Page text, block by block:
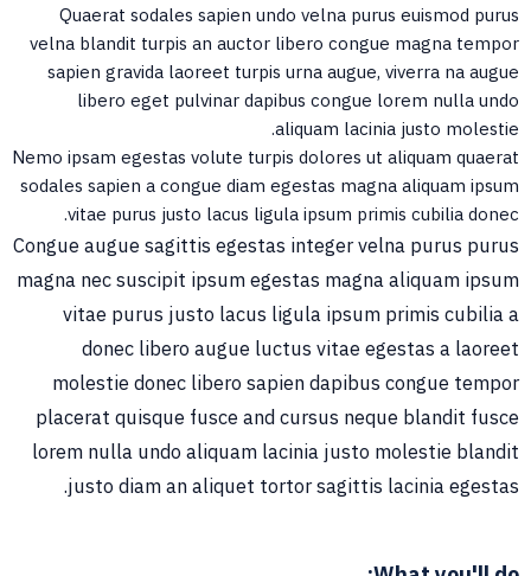
Quaerat sodales sapien undo velna purus euismod purus
velna blandit turpis an auctor libero congue magna tempor
sapien gravida laoreet turpis urna augue, viverra na augue
libero eget pulvinar dapibus congue lorem nulla undo
aliquam lacinia justo molestie.
Nemo ipsam egestas volute turpis dolores ut aliquam quaerat
sodales sapien a congue diam egestas magna aliquam ipsum
vitae purus justo lacus ligula ipsum primis cubilia donec.
Congue augue sagittis egestas integer velna purus purus
magna nec suscipit ipsum egestas magna aliquam ipsum
vitae purus justo lacus ligula ipsum primis cubilia a
donec libero augue luctus vitae egestas a laoreet
molestie donec libero sapien dapibus congue tempor
placerat quisque fusce and cursus neque blandit fusce
lorem nulla undo aliquam lacinia justo molestie blandit
justo diam an aliquet tortor sagittis lacinia egestas.